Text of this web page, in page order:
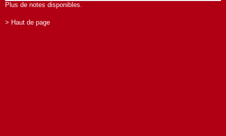
Plus de notes disponibles.
> Haut de page